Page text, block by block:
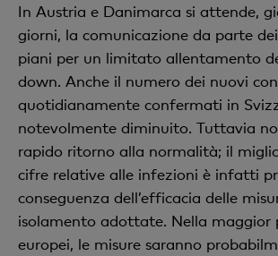
In Austria e Danimarca si attende,
giorni, la comunicazione da parte
piani per un limitato allentamento
down. Anche il numero dei nuovi
quotidianamente confermati in
notevolmente diminuito. Tuttavia
rapido ritorno alla normalità; il
cifre relative alle infezioni è infatti
conseguenza dell’efficacia delle
isolamento adottate. Nella maggior
europei, le misure saranno